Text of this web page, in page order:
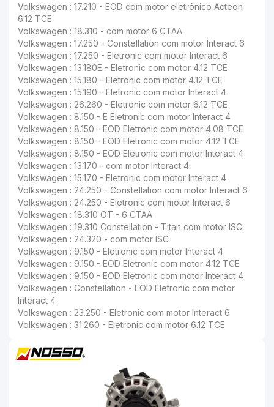
Volkswagen : 17.210 - EOD com motor eletrônico Acteon
6.12 TCE
Volkswagen : 18.310 - com motor 6 CTAA
Volkswagen : 17.250 - Constellation com motor Interact 6
Volkswagen : 17.250 - Eletronic com motor Interact 6
Volkswagen : 13.180E - Eletronic com motor 4.12 TCE
Volkswagen : 15.180 - Eletronic com motor 4.12 TCE
Volkswagen : 15.190 - Eletronic com motor Interact 4
Volkswagen : 26.260 - Eletronic com motor 6.12 TCE
Volkswagen : 8.150 - E Eletronic com motor Interact 4
Volkswagen : 8.150 - EOD Eletronic com motor 4.08 TCE
Volkswagen : 8.150 - EOD Eletronic com motor 4.12 TCE
Volkswagen : 8.150 - EOD Eletronic com motor Interact 4
Volkswagen : 13.170 - com motor Interact 4
Volkswagen : 15.170 - Eletronic com motor Interact 4
Volkswagen : 24.250 - Constellation com motor Interact 6
Volkswagen : 24.250 - Eletronic com motor Interact 6
Volkswagen : 18.310 OT - 6 CTAA
Volkswagen : 19.310 Constellation - Titan com motor ISC
Volkswagen : 24.320 - com motor ISC
Volkswagen : 9.150 - Eletronic com motor Interact 4
Volkswagen : 9.150 - EOD Eletronic com motor 4.12 TCE
Volkswagen : 9.150 - EOD Eletronic com motor Interact 4
Volkswagen : Constellation - EOD Eletronic com motor
Interact 4
Volkswagen : 23.250 - Eletronic com motor Interact 6
Volkswagen : 31.260 - Eletronic com motor 6.12 TCE